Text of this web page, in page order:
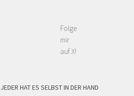
Folge
mir
auf X!
JEDER HAT ES SELBST IN DER HAND